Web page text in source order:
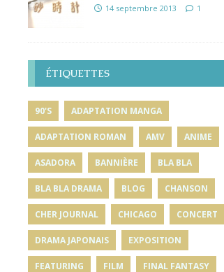
14 septembre 2013 1
ÉTIQUETTES
90'S ADAPTATION MANGA
ADAPTATION ROMAN AMV ANIME
ASADORA BANNIÈRE BLA BLA
BLA BLA DRAMA BLOG CHANSON
CHER JOURNAL CHICAGO CONCERT
DRAMA JAPONAIS EXPOSITION
FEATURING FILM FINAL FANTASY